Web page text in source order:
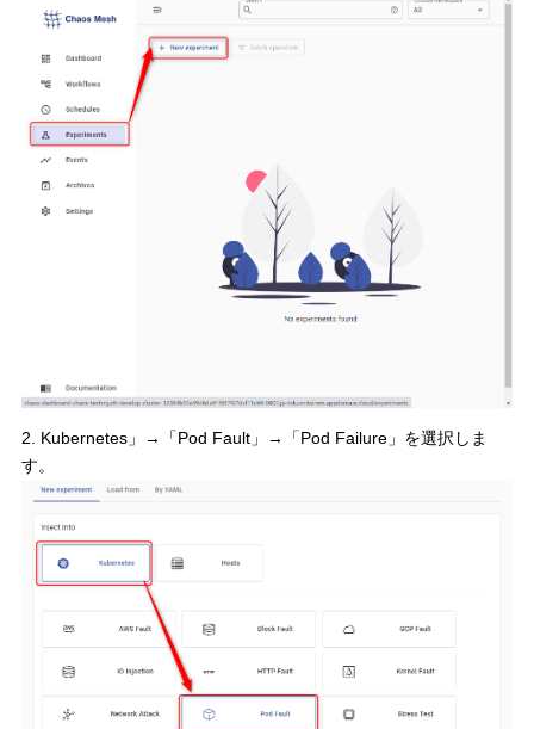
2. Kubernetes」→「Pod Fault」→「Pod Failure」を選択しま
す。